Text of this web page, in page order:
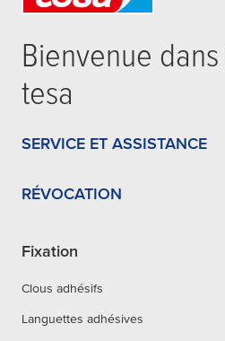
Bienvenue
tesa
SERVICE ET ASSISTANCE
RÉVOCATION
Fixation
Clous adhésifs
Languettes adhésives